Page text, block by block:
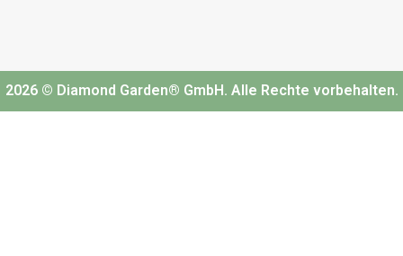
2026 © Diamond Garden® GmbH. Alle Rechte vorbehalten.